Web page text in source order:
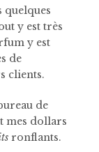
quelques
y est très
y est
de
clients.
de
mes dollars
ronflants.